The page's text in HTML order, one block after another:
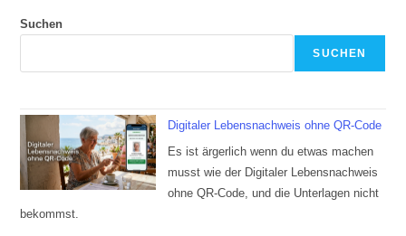
Suchen
SUCHEN
Digitaler Lebensnachweis ohne QR-Code
Es ist ärgerlich wenn du etwas machen
musst wie der Digitaler Lebensnachweis
ohne QR-Code, und die Unterlagen nicht
bekommst.